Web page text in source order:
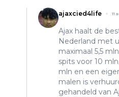
ajaxcied4life 11
Ajax haalt de
Nederland met
maximaal 5,5
spits voor 10
mln en een
malen is
gehandeld van